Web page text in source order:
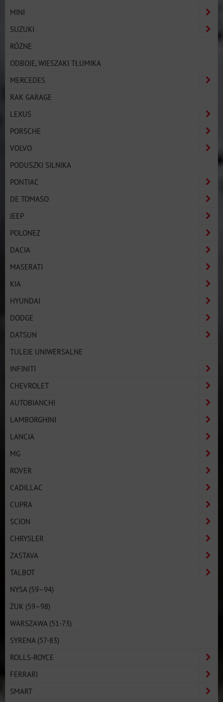
MINI
SUZUKI
RÓŻNE
ODBOJE, WIESZAKI TŁUMIKA
MERCEDES
RAK GARAGE
LEXUS
PORSCHE
VOLVO
PODUSZKI SILNIKA
PONTIAC
DE TOMASO
JEEP
POLONEZ
DACIA
MASERATI
KIA
HYUNDAI
DODGE
DATSUN
TULEJE UNIWERSALNE
INFINITI
CHEVROLET
AUTOBIANCHI
LAMBORGHINI
LANCIA
MG
ROVER
CADILLAC
CUPRA
SCION
CHRYSLER
ZASTAVA
TALBOT
NYSA (59–94)
ŻUK (59–98)
WARSZAWA (51-73)
SYRENA (57-83)
ROLLS-ROYCE
FERRARI
SMART